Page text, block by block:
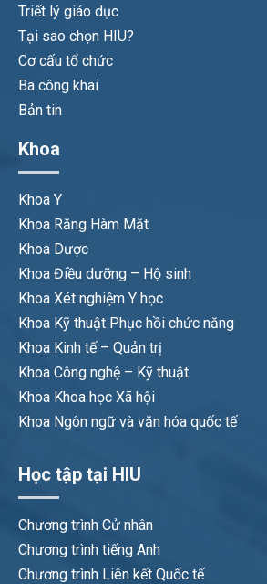
Triết lý giáo dục
Tại sao chọn HIU?
Cơ cấu tổ chức
Ba công khai
Bản tin
Khoa
Khoa Y
Khoa Răng Hàm Mặt
Khoa Dược
Khoa Điều dưỡng – Hộ sinh
Khoa Xét nghiệm Y học
Khoa Kỹ thuật Phục hồi chức năng
Khoa Kinh tế – Quản trị
Khoa Công nghệ – Kỹ thuật
Khoa Khoa học Xã hội
Khoa Ngôn ngữ và văn hóa quốc tế
Học tập tại HIU
Chương trình Cử nhân
Chương trình tiếng Anh
Chương trình Liên kết Quốc tế